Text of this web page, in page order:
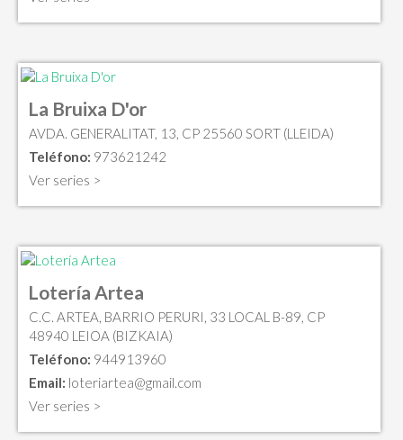
La Bruixa D'or
AVDA. GENERALITAT, 13, CP 25560 SORT (LLEIDA)
Teléfono: 973621242
Ver series >
Lotería Artea
C.C. ARTEA, BARRIO PERURI, 33 LOCAL B-89, CP
48940 LEIOA (BIZKAIA)
Teléfono: 944913960
Email: loteriartea@gmail.com
Ver series >